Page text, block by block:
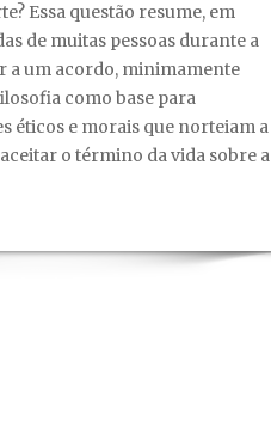
morte?
(Reflexões
de
Essa questão resume, em
de muitas pessoas durante a
a um acordo, minimamente
como base para
éticos e morais que norteiam a
o término da vida sobre a